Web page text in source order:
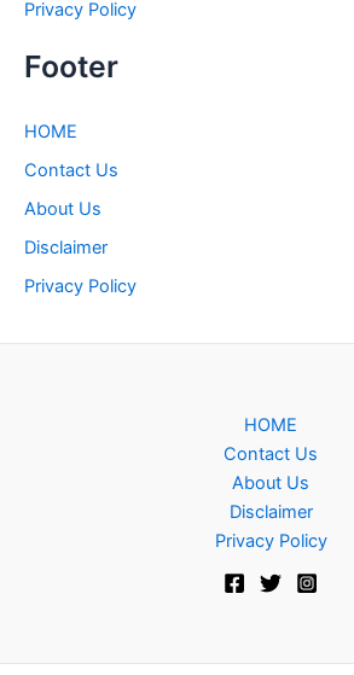
Privacy Policy
Footer
HOME
Contact Us
About Us
Disclaimer
Privacy Policy
HOME
Contact Us
About Us
Disclaimer
Privacy Policy